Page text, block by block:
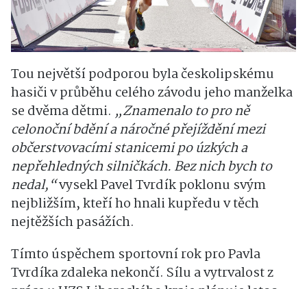
Tou největší podporou byla českolipskému
hasiči v průběhu celého závodu jeho manželka
se dvěma dětmi. „Znamenalo to pro ně
celonoční bdění a náročné přejíždění mezi
občerstvovacími stanicemi po úzkých a
nepřehledných silničkách. Bez nich bych to
nedal,“vysekl Pavel Tvrdík poklonu svým
nejbližším, kteří ho hnali kupředu v těch
nejtěžších pasážích.
Tímto úspěchem sportovní rok pro Pavla
Tvrdíka zdaleka nekončí. Sílu a vytrvalost z